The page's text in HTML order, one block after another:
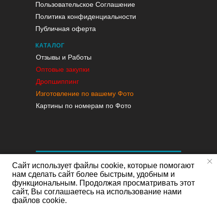
Пользовательское Соглашение
Политика конфиденциальности
Публичная оферта
КАТАЛОГ
Отзывы и Работы
Оптовые закупки
Дропшиппинг
Изготовление по вашему Фото
Картины по номерам по Фото
Сайт использует файлы cookie, которые помогают
нам сделать сайт более быстрым, удобным и
функциональным. Продолжая просматривать этот
сайт, Вы соглашаетесь на использование нами
файлов cookie.